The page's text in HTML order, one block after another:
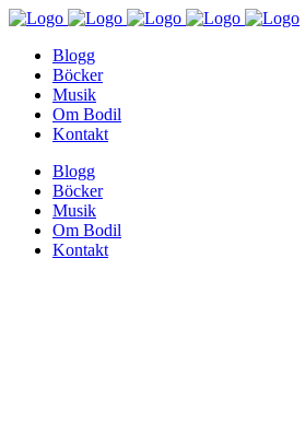
Blogg
Böcker
Musik
Om Bodil
Kontakt
Blogg
Böcker
Musik
Om Bodil
Kontakt